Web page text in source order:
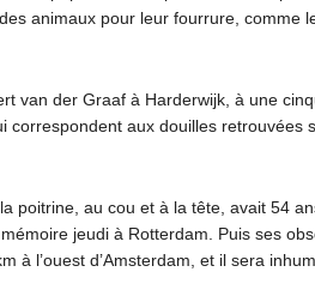
animaux pour leur fourrure, comme
van der Graaf à Harderwijk, à une
correspondent aux douilles retrouvées
poitrine, au cou et à la tête, avait 54
jeudi à Rotterdam. Puis ses
à l’ouest d’Amsterdam, et il sera